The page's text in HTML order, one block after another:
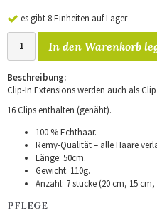
es gibt 8 Einheiten auf Lager
In den Warenkorb
Beschreibung:
Clip-In Extensions werden auch als
16 Clips enthalten (genäht).
100 % Echthaar.
Remy-Qualität – alle Haare
Länge: 50cm.
Gewicht: 110g.
Anzahl: 7 stücke (20 cm, 15
PFLEGE